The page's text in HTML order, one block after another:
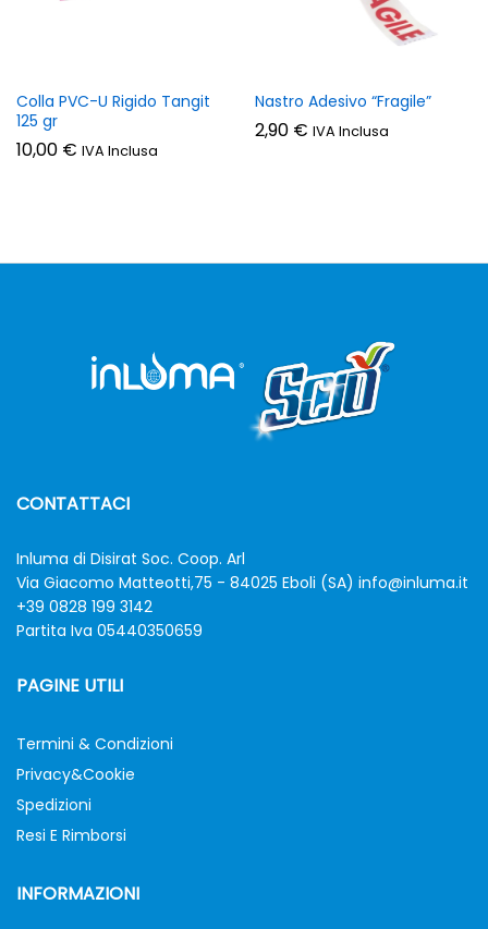
Colla PVC-U Rigido Tangit
125 gr
10,00 € IVA Inclusa
Nastro Adesivo “Fragile”
2,90 € IVA Inclusa
CONTATTACI
Inluma di Disirat Soc. Coop. Arl
Via Giacomo Matteotti,75 - 84025 Eboli (SA) info@inluma.it
+39 0828 199 3142
Partita Iva 05440350659
PAGINE UTILI
Termini & Condizioni
Privacy&Cookie
Spedizioni
Resi E Rimborsi
INFORMAZIONI